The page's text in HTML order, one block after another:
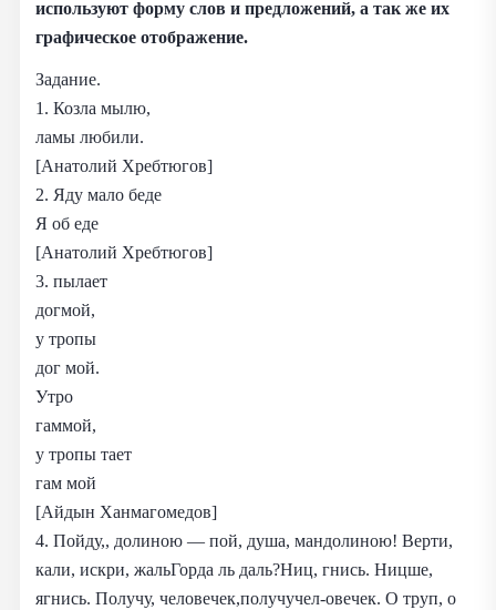
используют форму слов и предложений, а так же их
графическое отображение.
Задание.
1. Козла мылю,
ламы любили.
[Анатолий Хребтюгов]
2. Яду мало беде
Я об еде
[Анатолий Хребтюгов]
3. пылает
догмой,
у тропы
дог мой.
Утро
гаммой,
у тропы тает
гам мой
[Айдын Ханмагомедов]
4. Пойду,, долиною — пой, душа, мандолиною! Верти,
кали, искри, жальГорда ль даль?Ниц, гнись. Ницше,
ягнись. Получу, человечек,получучел-овечек. О труп, о